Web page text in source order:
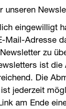
unseren
eingewilligt
Mail-Adresse
zu
ist die
Die
jederzeit
am Ende